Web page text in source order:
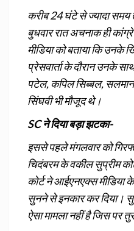
करीब 24 घंटे से ज्‍यादा समय
बुधवार रात अचनाक ही
मीडिया को बताया कि
प्रेसवार्ता के दौरान उनके
पटेल, कपिल सिब्बल,
सिंघवी भी मौजूद थे।
SC ने दिया बड़ा झटका-
इससे पहले मंगलवार को
चिदंबरम के वकील सुप्रीम
कोर्ट ने आईएनएक्‍स
सुनने से इनकार कर दिया।
ऐसा मामला नहीं है जिस पर